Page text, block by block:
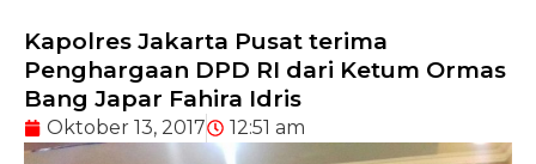
Kapolres Jakarta Pusat terima
Penghargaan DPD RI dari Ketum Ormas
Bang Japar Fahira Idris
Oktober 13, 2017 12:51 am